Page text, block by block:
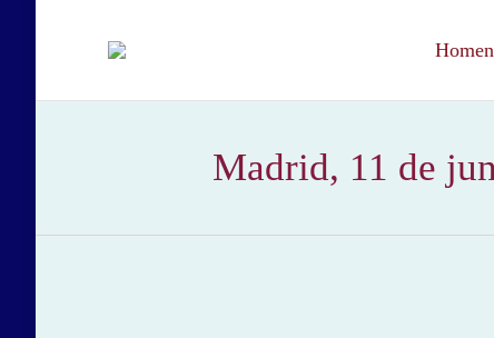
Madrid, 11 de